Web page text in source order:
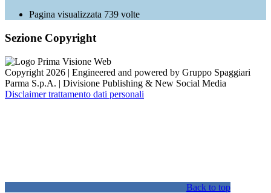
Pagina visualizzata 739 volte
Sezione Copyright
Copyright 2026 | Engineered and powered by Gruppo Spaggiari
Parma S.p.A. | Divisione Publishing & New Social Media
Disclaimer trattamento dati personali
Back to top